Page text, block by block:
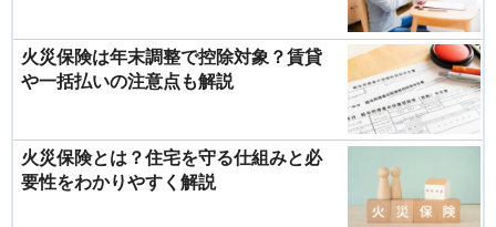
火災保険は年末調整で控除対象？賃貸
や一括払いの注意点も解説
火災保険とは？住宅を守る仕組みと必
要性をわかりやすく解説